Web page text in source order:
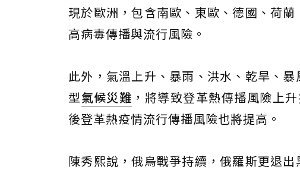
現於歐洲，包含南歐、東歐、德國、荷
高病毒傳播與流行風險。
此外，氣溫上升、暴雨、洪水、乾旱、
型氣候災難 ，將導致登革熱傳播風險上
後登革熱疫情流行傳播風險也將提高。
陳秀熙說，俄烏戰爭持續，俄羅斯更退